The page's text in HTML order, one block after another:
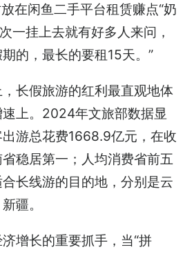
在闲鱼二手平台租赁赚点“奶
一挂上去就有好多人来问，
的，最长的要租15天。”
长假旅游的红利最直观地体
上。2024年文旅部数据显
游总花费1668.9亿元，在收
稳居第一；人均消费省前五
长线游的目的地，分别是云
疆。
增长的重要抓手，当“拼